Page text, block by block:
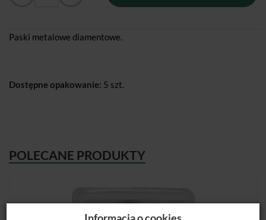
Paski metalowe diamentowe.
Dostępne opakowanie: 5 szt.
POLECANE PRODUKTY